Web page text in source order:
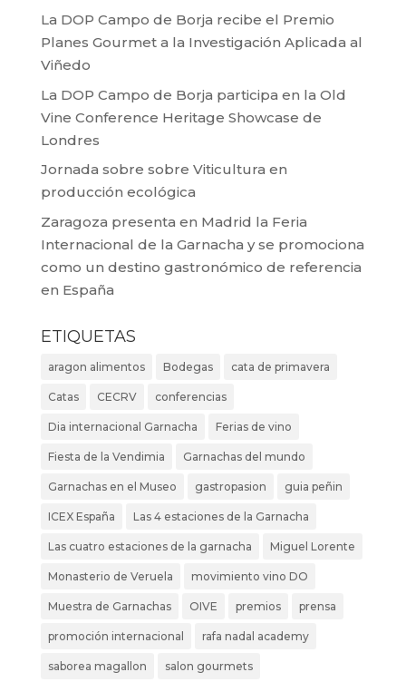
La DOP Campo de Borja recibe el Premio
Planes Gourmet a la Investigación Aplicada al
Viñedo
La DOP Campo de Borja participa en la Old
Vine Conference Heritage Showcase de
Londres
Jornada sobre sobre Viticultura en
producción ecológica
Zaragoza presenta en Madrid la Feria
Internacional de la Garnacha y se promociona
como un destino gastronómico de referencia
en España
ETIQUETAS
aragon alimentos Bodegas cata de primavera
Catas CECRV conferencias
Dia internacional Garnacha Ferias de vino
Fiesta de la Vendimia Garnachas del mundo
Garnachas en el Museo gastropasion guia peñin
ICEX España Las 4 estaciones de la Garnacha
Las cuatro estaciones de la garnacha Miguel Lorente
Monasterio de Veruela movimiento vino DO
Muestra de Garnachas OIVE premios prensa
promoción internacional rafa nadal academy
saborea magallon salon gourmets